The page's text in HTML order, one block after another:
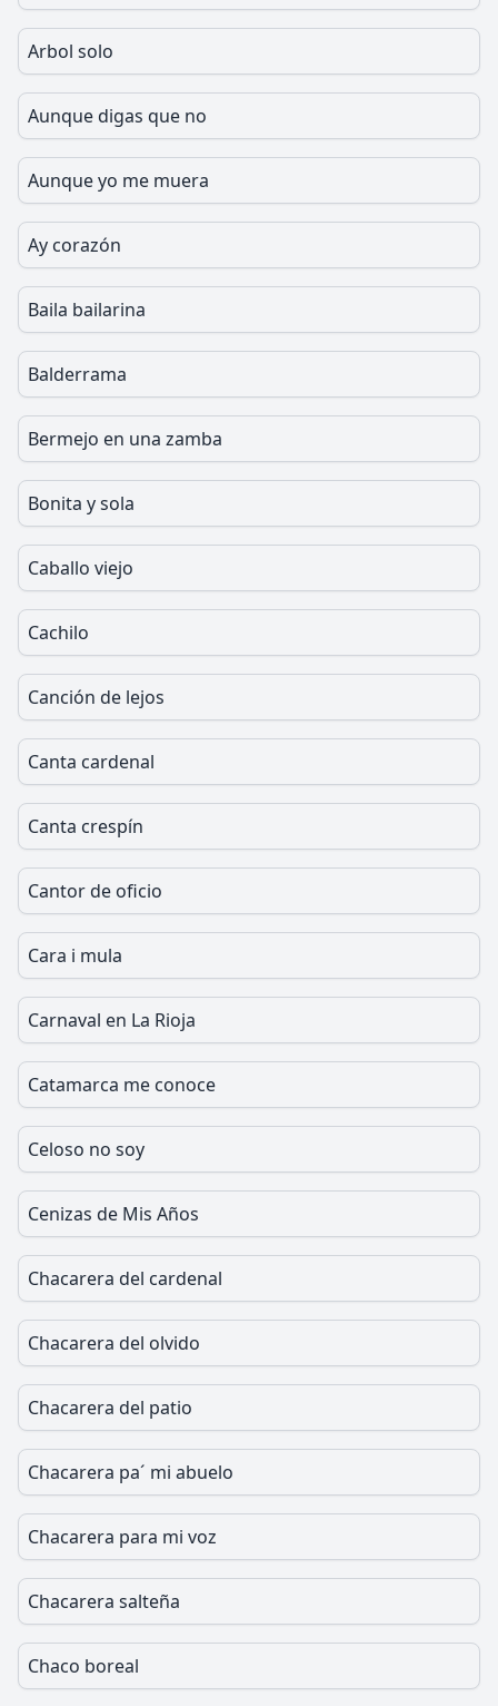
Arbol solo
Aunque digas que no
Aunque yo me muera
Ay corazón
Baila bailarina
Balderrama
Bermejo en una zamba
Bonita y sola
Caballo viejo
Cachilo
Canción de lejos
Canta cardenal
Canta crespín
Cantor de oficio
Cara i mula
Carnaval en La Rioja
Catamarca me conoce
Celoso no soy
Cenizas de Mis Años
Chacarera del cardenal
Chacarera del olvido
Chacarera del patio
Chacarera pa´ mi abuelo
Chacarera para mi voz
Chacarera salteña
Chaco boreal